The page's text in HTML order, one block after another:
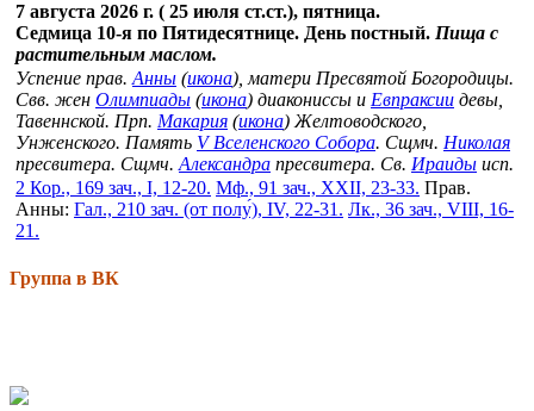
7 августа 2026 г. ( 25 июля ст.ст.), пятница.
Седмица 10-я по Пятидесятнице. День постный. Пища с
растительным маслом.
Успение прав. Анны (икона), матери Пресвятой Богородицы.
Свв. жен Олимпиады (икона) диакониссы и Евпраксии девы,
Тавеннской. Прп. Макария (икона) Желтоводского,
Унженского. Память V Вселенского Собора. Сщмч. Николая
пресвитера. Сщмч. Александра пресвитера. Св. Ираиды исп.
2 Кор., 169 зач., I, 12-20. Мф., 91 зач., XXII, 23-33. Прав.
Анны: Гал., 210 зач. (от полу́), IV, 22-31. Лк., 36 зач., VIII, 16-
21.
Группа в ВК